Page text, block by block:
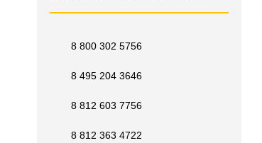
8 800 302 5756
8 495 204 3646
8 812 603 7756
8 812 363 4722